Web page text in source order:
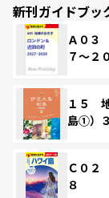
新刊ガイドブッ
Ａ０３
７～２
１５
島①）
Ｃ０２
８